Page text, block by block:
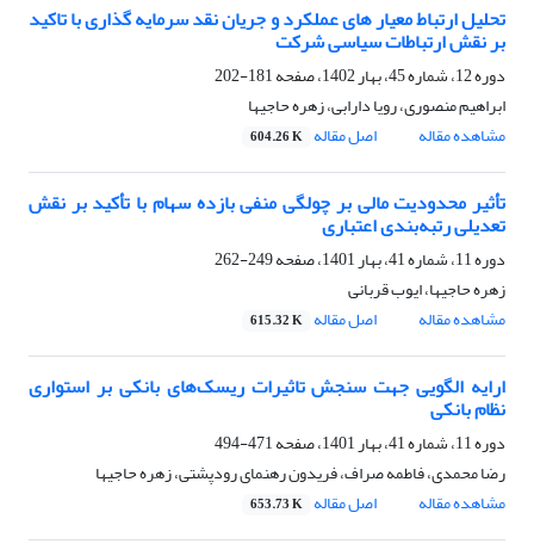
تحلیل ارتباط معیار های عملکرد و جریان نقد سرمایه گذاری با تاکید
بر نقش ارتباطات سیاسی شرکت
دوره 12، شماره 45، بهار 1402، صفحه
181-202
ابراهیم منصوری، رویا دارابی، زهره حاجیها
مشاهده مقاله
اصل مقاله 604.26 K
تأثیر محدودیت مالی بر چولگی منفی بازده سهام با تأکید بر نقش
تعدیلی رتبه‌بندی اعتباری
دوره 11، شماره 41، بهار 1401، صفحه
249-262
زهره حاجیها، ایوب قربانی
مشاهده مقاله
اصل مقاله 615.32 K
ارایه الگویی جهت سنجش تاثیرات ریسک‌های بانکی بر استواری
نظام بانکی
دوره 11، شماره 41، بهار 1401، صفحه
471-494
رضا محمدی، فاطمه صراف، فریدون رهنمای رودپشتی، زهره حاجیها
مشاهده مقاله
اصل مقاله 653.73 K